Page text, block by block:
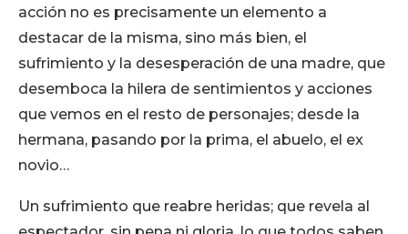
acción no es precisamente un elemento a
destacar de la misma, sino más bien, el
sufrimiento y la desesperación de una madre, que
desemboca la hilera de sentimientos y acciones
que vemos en el resto de personajes; desde la
hermana, pasando por la prima, el abuelo, el ex
novio…
Un sufrimiento que reabre heridas; que revela al